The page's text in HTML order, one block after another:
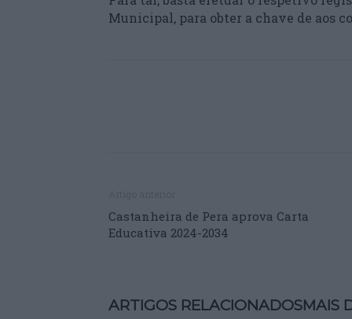
Municipal, para obter a chave de aos
Castanheira de Pera aprova Carta
Educativa 2024-2034
ARTIGOS RELACIONADOSMAIS